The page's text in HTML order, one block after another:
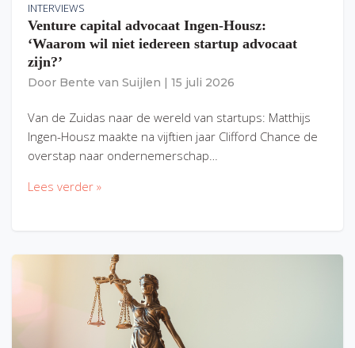
INTERVIEWS
Venture capital advocaat Ingen-Housz:
‘Waarom wil niet iedereen startup advocaat
zijn?’
Door Bente van Suijlen 15 juli 2026
Van de Zuidas naar de wereld van startups: Matthijs
Ingen-Housz maakte na vijftien jaar Clifford Chance de
overstap naar ondernemerschap…
Lees verder »